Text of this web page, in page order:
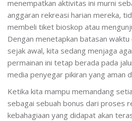
menempatkan aktivitas ini murni
anggaran rekreasi harian mereka,
membeli tiket bioskop atau
Dengan menetapkan batasan
sejak awal, kita sedang menjaga
permainan ini tetap berada pada
media penyegar pikiran yang aman
Ketika kita mampu memandang
sebagai sebuah bonus dari proses
kebahagiaan yang didapat akan